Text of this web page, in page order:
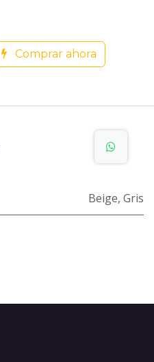
Comprar ahora
Beige, Gris